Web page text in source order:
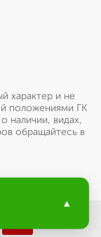
характер и не
положениями ГК
наличии, видах,
обращайтесь в
▲